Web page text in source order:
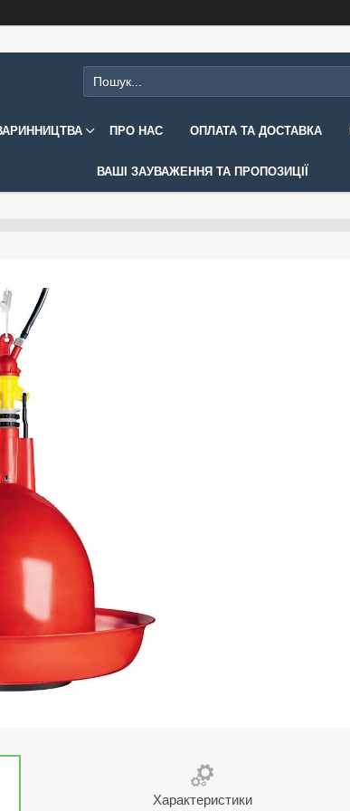
ПРО НАС ОПЛАТА ТА ДОСТАВКА
ВАШІ ЗАУВАЖЕННЯ ТА ПРОПОЗИЦІЇ
Характеристики